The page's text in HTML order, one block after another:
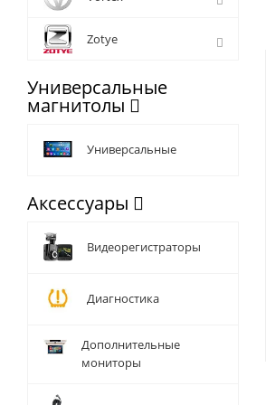
Zotye
Универсальные
магнитолы
Универсальные
Аксессуары
Видеорегистраторы
Диагностика
Дополнительные
мониторы